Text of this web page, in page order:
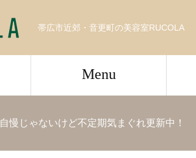
帯広市近郊・音更町の美容室RUCOLA
Menu
自慢じゃないけど不定期気まぐれ更新中！